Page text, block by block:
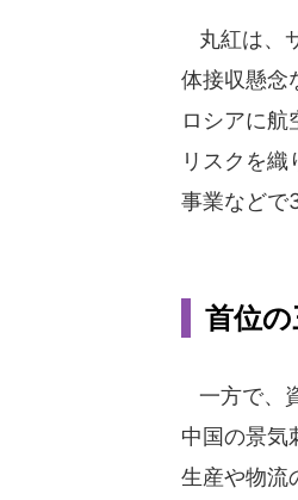
丸紅は、
体接収懸念
ロシアに
リスクを
事業などで
首位
一方で、
中国の景気
生産や物流